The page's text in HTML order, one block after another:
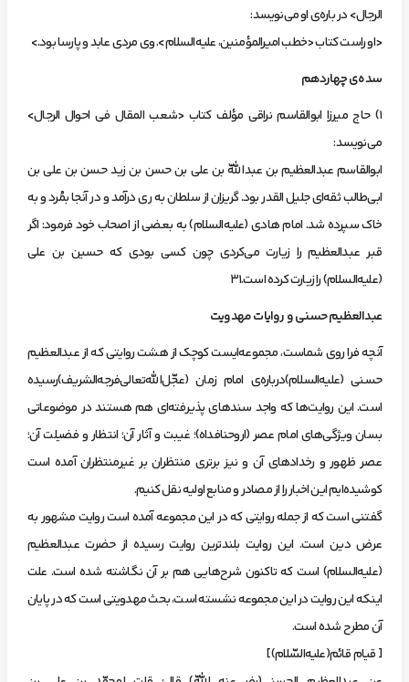
الرجال> در باره‌ي‌ او مي‌نويسد:
<او راست‌ كتاب‌ <خطب‌ اميرالمؤ‌منين،‌ عليه‌السلام>. وي‌ مردي‌ عابد و پارسا بود.>
سده‌ي‌ چهاردهم‌
1) حاج‌ ميرزا ابوالقاسم‌ نراقي‌ مؤ‌لف‌ كتاب‌ <شعب‌ المقال‌ في احوال‌ الرجال>
مي‌نويسد:
ابوالقاسم‌ عبدالعظيم‌ بن‌ عبداللّه‌ بن‌ علي‌ بن‌ حسن‌ بن‌ زيد حسن‌ بن‌ علي‌ بن‌
ابي‌طالب‌ ثقه‌اي‌ جليل‌ القدر بود. گريزان‌ از سلطان‌ به‌ ري‌ درآمد و در آنجا بمُرد و به‌
خاك‌ سپرده‌ شد. امام‌ هادي‌ (عليه‌السلام) به‌ بعضي‌ از اصحاب‌ خود فرمود: اگر
قبر عبدالعظيم‌ را زيارت‌ مي‌كردي‌ چون‌ كسي‌ بودي‌ كه‌ حسين‌ بن‌ علي‌
(عليه‌السلام) را زيارت‌ كرده‌ است.31
عبدالعظيم‌ حسني‌ و روايات‌ مهدويت‌
‌آنچه‌ فرا روي‌ شماست، مجموعه‌ايست‌ كوچك‌ از هشت‌ روايتي‌ كه‌ از عبدالعظيم‌
حسني‌ (عليه‌السلام)درباره‌ي امام‌ زمان‌ (عجّل‌الله‌تعالي‌فرجه‌الشريف)رسيده‌
است. اين‌ روايت‌ها كه‌ واجد سندهاي‌ پذيرفته‌اي‌ هم‌ هستند در موضوعاتي‌
بسان‌ ويژگي‌هاي‌ امام‌ عصر (اروحنافداه)؛ غيبت‌ و آثار آن؛ انتظار و فضيلت‌ آن؛
عصر ظهور و رخدادهاي‌ آن‌ و نيز برتري‌ منتظران‌ بر غيرمنتظران‌ آمده‌ است‌
كوشيده‌ايم‌ اين‌ اخبار را از مصادر و منابع‌ اوليه‌ نقل‌ كنيم.
‌گفتني‌ است‌ كه‌ از جمله‌ روايتي‌ كه‌ در اين‌ مجموعه‌ آمده‌ است‌ روايت‌ مشهور به‌
عرض‌ دين‌ است. اين‌ روايت‌ بلندترين‌ روايت‌ رسيده‌ از حضرت‌ عبدالعظيم‌
(عليه‌السلام) است‌ كه‌ تاكنون‌ شرح‌هايي‌ هم‌ بر آن‌ نگاشته‌ شده‌ است. علت‌
اينكه‌ اين‌ روايت‌ در اين‌ مجموعه‌ نشسته‌ است، بحث‌ مهدويتي‌ است‌ كه‌ در پايان‌
آن‌ مطرح‌ شده‌ است.
[ قيام‌ قائم(عليه‌السّلام)]